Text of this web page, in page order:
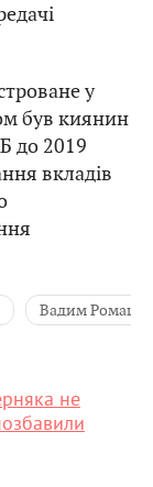
у
був киянин
до 2019
вкладів
Вадим
не